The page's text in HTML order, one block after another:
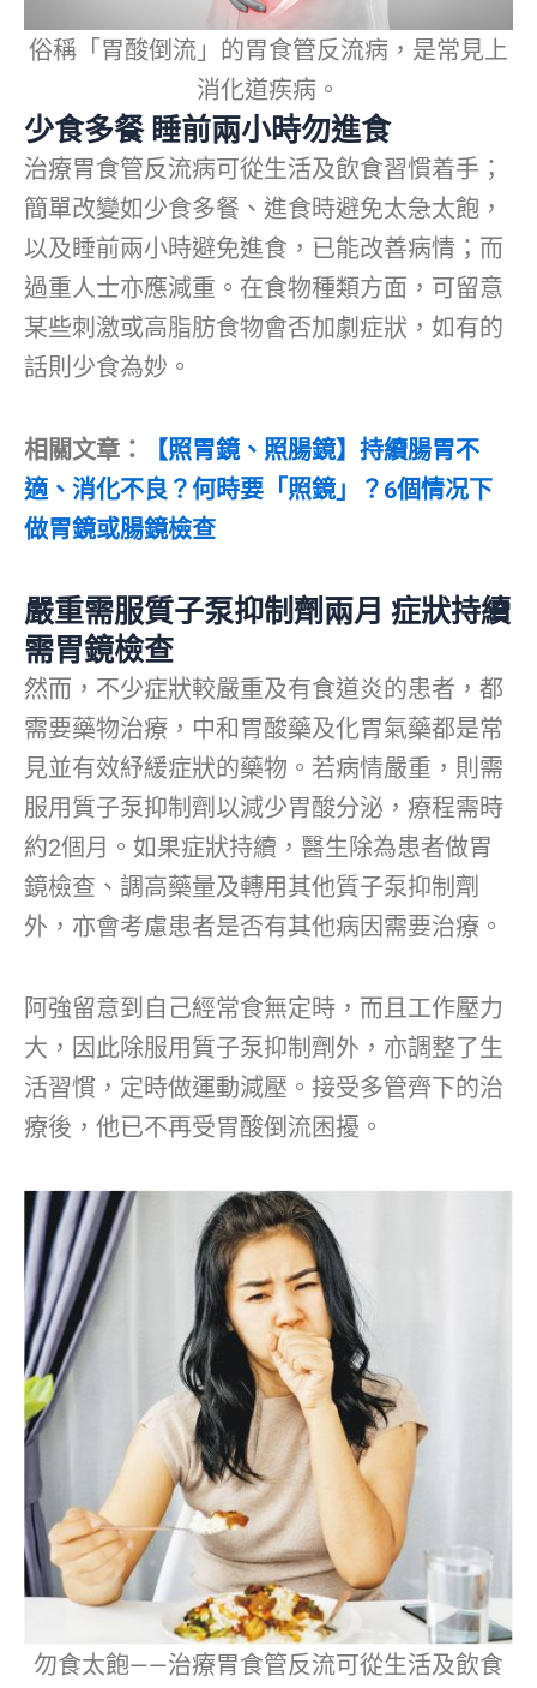
俗稱「胃酸倒流」的胃食管反流病，是常見上
消化道疾病。
少食多餐 睡前兩小時勿進食
治療胃食管反流病可從生活及飲食習慣着手；
簡單改變如少食多餐、進食時避免太急太飽，
以及睡前兩小時避免進食，已能改善病情；而
過重人士亦應減重。在食物種類方面，可留意
某些刺激或高脂肪食物會否加劇症狀，如有的
話則少食為妙。
相關文章：
【照胃鏡、照腸鏡】持續腸胃不
適、消化不良？何時要「照鏡」？6個情况下
做胃鏡或腸鏡檢查
嚴重需服質子泵抑制劑兩月 症狀持續
需胃鏡檢查
然而，不少症狀較嚴重及有食道炎的患者，都
需要藥物治療，中和胃酸藥及化胃氣藥都是常
見並有效紓緩症狀的藥物。若病情嚴重，則需
服用質子泵抑制劑以減少胃酸分泌，療程需時
約2個月。如果症狀持續，醫生除為患者做胃
鏡檢查、調高藥量及轉用其他質子泵抑制劑
外，亦會考慮患者是否有其他病因需要治療。
阿強留意到自己經常食無定時，而且工作壓力
大，因此除服用質子泵抑制劑外，亦調整了生
活習慣，定時做運動減壓。接受多管齊下的治
療後，他已不再受胃酸倒流困擾。
勿食太飽——治療胃食管反流可從生活及飲食